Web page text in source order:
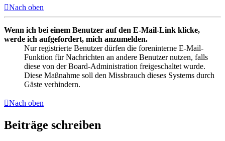
Nach oben
Wenn ich bei einem Benutzer auf den E-Mail-Link klicke,
werde ich aufgefordert, mich anzumelden.
Nur registrierte Benutzer dürfen die foreninterne E-Mail-
Funktion für Nachrichten an andere Benutzer nutzen, falls
diese von der Board-Administration freigeschaltet wurde.
Diese Maßnahme soll den Missbrauch dieses Systems durch
Gäste verhindern.
Nach oben
Beiträge schreiben